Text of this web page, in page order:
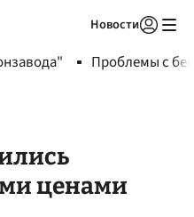
Новости
Проблемы с
ценами